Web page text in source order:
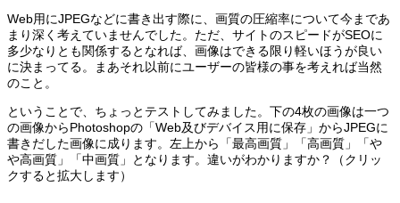
Web用にJPEGなどに書き出す際に、画質の圧縮率について今まであ
まり深く考えていませんでした。ただ、サイトのスピードがSEOに
多少なりとも関係するとなれば、画像はできる限り軽いほうが良い
に決まってる。まあそれ以前にユーザーの皆様の事を考えれば当然
のこと。
ということで、ちょっとテストしてみました。下の4枚の画像は一つ
の画像からPhotoshopの「Web及びデバイス用に保存」からJPEGに
書きだした画像に成ります。左上から「最高画質」「高画質」「や
や高画質」「中画質」となります。違いがわかりますか？（クリッ
クすると拡大します）